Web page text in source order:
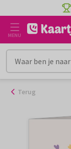
naar
inhoud
MENU
Terug